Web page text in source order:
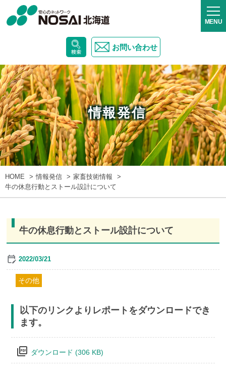
お問い合わせ
情報発信
HOME 情報発信
家畜技術情報
牛の休息行動とストール設計について
牛の休息行動とストール設計について
2022/03/21
その他
以下のリンクよりレポートをダウンロードでき
ます。
picture_as_pdf ダウンロード (306 KB)